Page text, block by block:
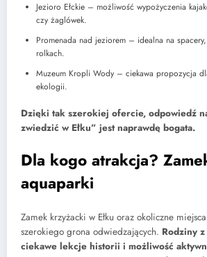
Jezioro Ełckie – możliwość wypożyczenia
czy żaglówek.
Promenada nad jeziorem – idealna na
rolkach.
Muzeum Kropli Wody – ciekawa propozycja
ekologii.
Dzięki tak szerokiej ofercie, odpowiedź
zwiedzić w Ełku” jest naprawdę bogata.
Dla kogo atrakcja?
aquaparki
Zamek krzyżacki w Ełku oraz okoliczne
szerokiego grona odwiedzających. Rodziny
ciekawe lekcje historii i możliwość